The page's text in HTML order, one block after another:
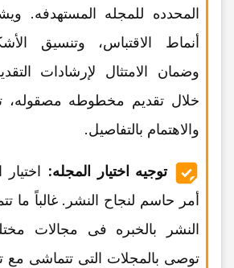
المحدده للمجله المستهدفه.
أنماط الاقتباس، وتنسیق
وضمان الامتثال لإرشادات
خلال تقدیم مخطوطه مصقوله،
والاهتمام بالتفاصیل.
توجیه اختیار المجله:
أمر حاسم لنجاح النشر. غالباً ما
النشر بالخبره فی مجالات
توصی بالمجلات التی تتماشى مع